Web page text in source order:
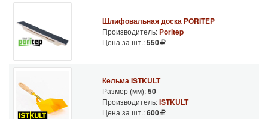
Шлифовальная доска PORITEP
Производитель: Poritep
Цена за шт.:550
Кельма ISTKULT
Размер (мм):50
Производитель:ISTKULT
Цена за шт.:600